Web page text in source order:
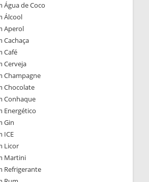
Água de Coco
Álcool
Aperol
Cachaça
Café
Cerveja
Champagne
Chocolate
Conhaque
Energético
Gin
ICE
Licor
Martini
Refrigerante